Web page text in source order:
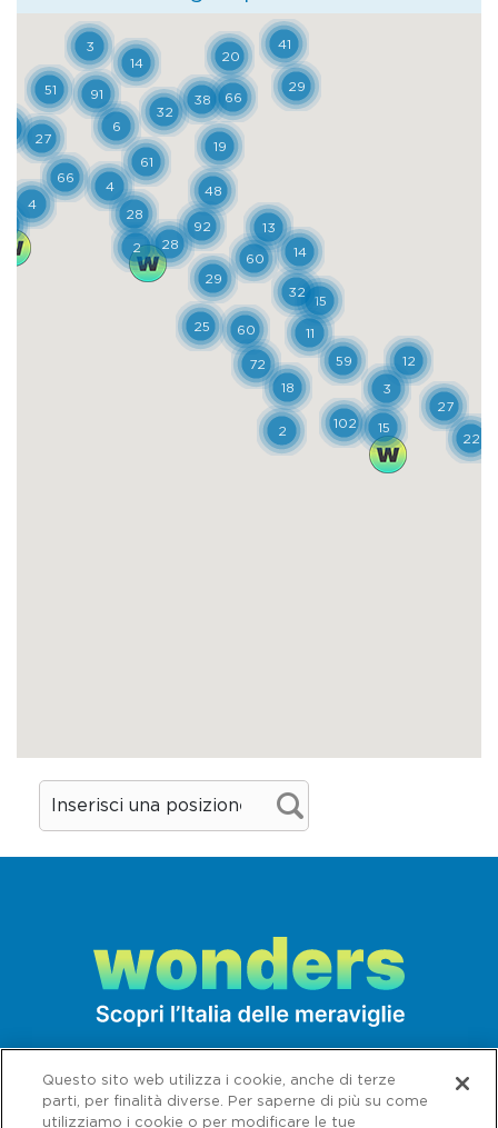
Questo sito web utilizza i cookie, anche di terze
parti, per finalità diverse. Per saperne di più su come
utilizziamo i cookie o per modificare le tue